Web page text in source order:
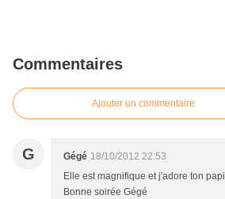
Commentaires
Ajouter un commentaire
G Gégé 18/10/2012 22:53
Elle est magnifique et j'adore ton
Bonne soirée Gégé